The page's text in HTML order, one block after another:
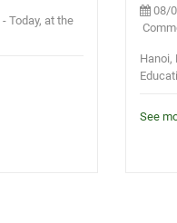
Today, at the
08/
Hanoi,
See